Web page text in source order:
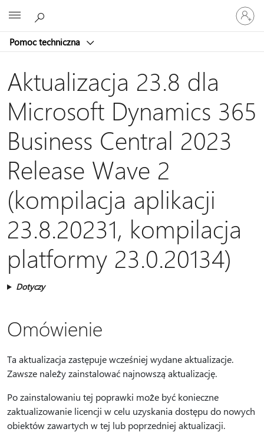
Pomoc techniczna
Zaloguj
się
do
konta
Aktualizacja 23.8 dla
Microsoft Dynamics 365
Business Central 2023
Release Wave 2
(kompilacja aplikacji
23.8.20231, kompilacja
platformy 23.0.20134)
Dotyczy
Omówienie
Ta aktualizacja zastępuje wcześniej wydane aktualizacje.
Zawsze należy zainstalować najnowszą aktualizację.
Po zainstalowaniu tej poprawki może być konieczne
zaktualizowanie licencji w celu uzyskania dostępu do nowych
obiektów zawartych w tej lub poprzedniej aktualizacji.